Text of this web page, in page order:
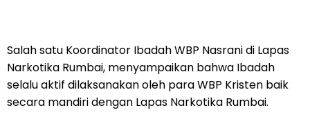
Salah satu Koordinator Ibadah WBP Nasrani di Lapas
Narkotika Rumbai, menyampaikan bahwa Ibadah
selalu aktif dilaksanakan oleh para WBP Kristen baik
secara mandiri dengan Lapas Narkotika Rumbai.